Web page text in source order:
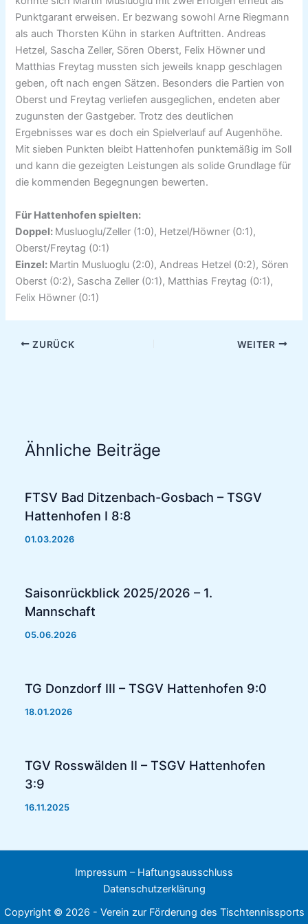
Punktgarant erweisen. Er bezwang sowohl Arne Riegmann
als auch Thorsten Kühn in starken Auftritten. Andreas
Hetzel, Sascha Zeller, Sören Oberst, Felix Höwner und
Matthias Freytag mussten sich jeweils knapp geschlagen
geben, oft nach engen Sätzen. Besonders die Partien von
Oberst und Freytag verliefen ausgeglichen, endeten aber
zugunsten der Gastgeber. Trotz des deutlichen
Ergebnisses war es doch ein Spielverlauf auf Augenhöhe.
Mit sieben Punkten bleibt Hattenhofen punktemäßig im Soll
und kann die gezeigten Leistungen als solide Grundlage für
die kommenden Begegnungen bewerten.
Für Hattenhofen spielten:
Doppel: Musluoglu/Zeller (1:0), Hetzel/Höwner (0:1),
Oberst/Freytag (0:1)
Einzel: Martin Musluoglu (2:0), Andreas Hetzel (0:2), Sören
Oberst (0:2), Sascha Zeller (0:1), Matthias Freytag (0:1),
Felix Höwner (0:1)
ZURÜCK WEITER
Ähnliche Beiträge
FTSV Bad Ditzenbach-Gosbach – TSGV
Hattenhofen I 8:8
01.03.2026
Saisonrückblick 2025/2026 – 1.
Mannschaft
05.06.2026
TG Donzdorf III – TSGV Hattenhofen 9:0
18.01.2026
TGV Rosswälden II – TSGV Hattenhofen
3:9
16.11.2025
Impressum – Haftungsausschluss
Datenschutzerklärung
Copyright © 2026 - Verein zur Förderung des Tischtennissports